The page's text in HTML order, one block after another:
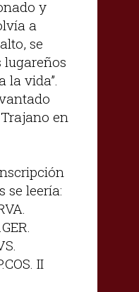
y
a
se
lugareños
la vida”.
en
se leería:
II